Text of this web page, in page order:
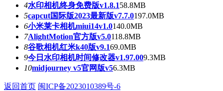
4水印相机终身免费版v1.8.158.8MB
5capcut国际版2023最新版v7.7.0197.0MB
6小米莱卡相机miui14v1.0140.0MB
7AlightMotion官方版v5.0118.8MB
8谷歌相机红米k40版v9.169.0MB
9今日水印相机时间修改器v1.97.009.3MB
10midjourney v5官网版v56.3MB
返回首页 闽ICP备2023010389号-6